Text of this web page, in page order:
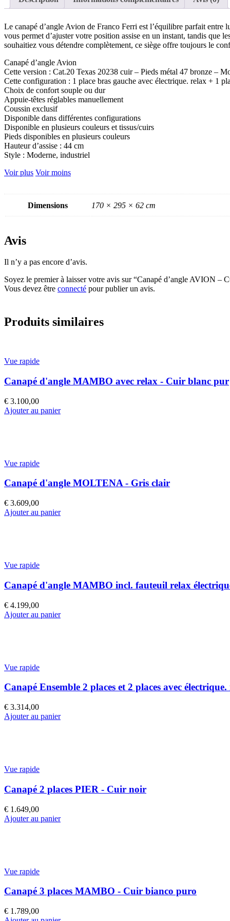
Le canapé d’angle Avion de Franco Ferri est l’équilibre parfait
vous permet d’ajuster votre position assise en un instant, tandis que
souhaitiez vous détendre complètement, ce siège offre toujours le
Canapé d’angle Avion
Cette version : Cat.20 Texas 20238 cuir – Pieds métal 47 bronze –
Cette configuration : 1 place bras gauche avec électrique. relax + 1
Choix de confort souple ou dur
Appuie-têtes réglables manuellement
Coussin exclusif
Disponible dans différentes configurations
Disponible en plusieurs couleurs et tissus/cuirs
Pieds disponibles en plusieurs couleurs
Hauteur d’assise : 44 cm
Style : Moderne, industriel
Voir plus Voir moins
Dimensions 170 × 295 × 62 cm
Avis
Il n’y a pas encore d’avis.
Soyez le premier à laisser votre avis sur “Canapé d’angle AVION –
Vous devez être connecté pour publier un avis.
Produits similaires
Vue rapide
Canapé d'angle MAMBO avec relax - Cuir blanc pur
€ 3.100,00
Ajouter au panier
Vue rapide
Canapé d'angle MOLTENA - Gris clair
€ 3.609,00
Ajouter au panier
Vue rapide
Canapé d'angle MAMBO incl. fauteuil relax
€ 4.199,00
Ajouter au panier
Vue rapide
Canapé Ensemble 2 places et 2 places avec
€ 3.314,00
Ajouter au panier
Vue rapide
Canapé 2 places PIER - Cuir noir
€ 1.649,00
Ajouter au panier
Vue rapide
Canapé 3 places MAMBO - Cuir bianco puro
€ 1.789,00